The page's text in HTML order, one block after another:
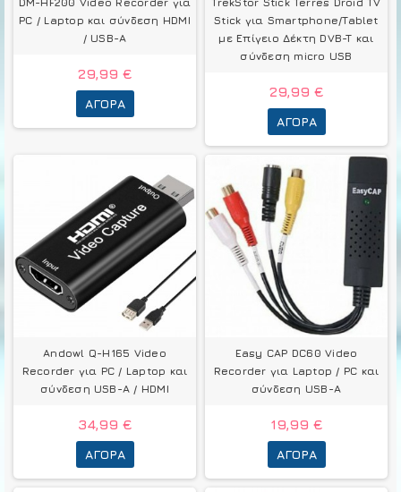
PC / Laptop και σύνδεση HDMI
/ USB-A
29,99 €
ΑΓΟΡΆ
Stick για Smartphone/Tablet
με Επίγειο Δέκτη DVB-T και
σύνδεση micro USB
29,99 €
ΑΓΟΡΆ
Andowl Q-H165 Video
Recorder για PC / Laptop και
σύνδεση USB-A / HDMI
34,99 €
ΑΓΟΡΆ
Easy CAP DC60 Video
Recorder για Laptop / PC και
σύνδεση USB-A
19,99 €
ΑΓΟΡΆ